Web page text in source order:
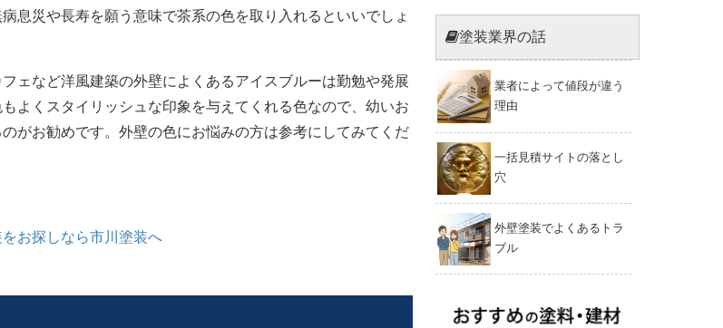
息災や長寿を願う意味で茶系の色を取り入れるといいでしょ
ェなど洋風建築の外壁によくあるアイスブルーは勤勉や発展
よくスタイリッシュな印象を与えてくれる色なので、幼いお
がお勧めです。外壁の色にお悩みの方は参考にしてみてくだ
お探しなら市川塗装へ
塗装業界の話
業者によって値段が違う
理由
一括見積サイトの落とし
穴
外壁塗装でよくあるトラ
ブル